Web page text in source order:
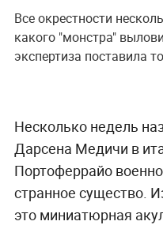
Все окрестности
какого "монстра"
экспертиза поставила
Несколько недель
Дарсена Медичи в
Портоферрайо
странное существо.
это миниатюрная